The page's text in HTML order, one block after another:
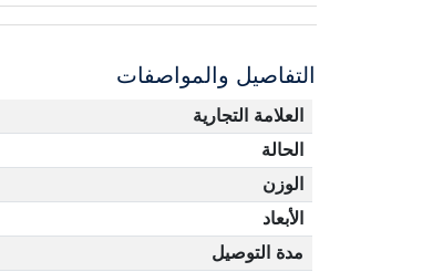
التفاصيل والمواصفات
العلامة التجارية
الحالة
الوزن
الأبعاد
مدة التوصيل